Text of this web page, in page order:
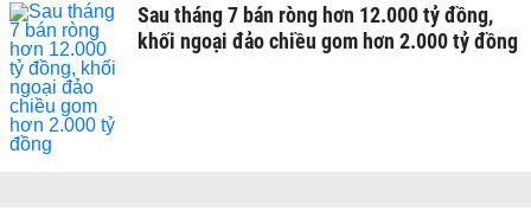
Sau tháng 7 bán ròng hơn 12.000 tỷ đồng,
khối ngoại đảo chiều gom hơn 2.000 tỷ đồng